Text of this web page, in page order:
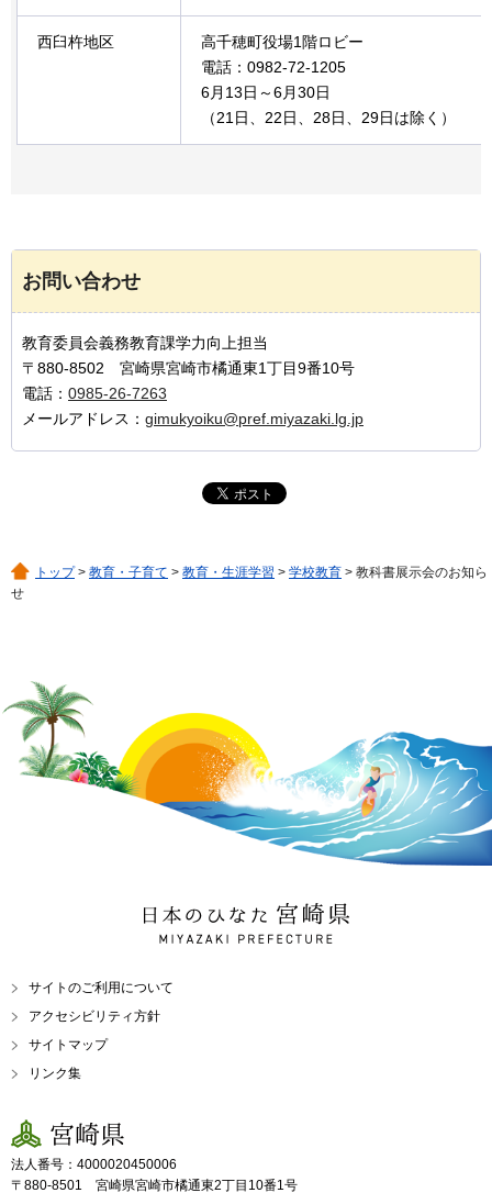
西臼杵地区
高千穂町役場1階ロビー
電話：0982-72-1205
6月13日～6月30日
（21日、22日、28日、29日は除く）
お問い合わせ
教育委員会義務教育課学力向上担当
〒880-8502 宮崎県宮崎市橘通東1丁目9番10号
電話： 0985-26-7263
メールアドレス： gimukyoiku@pref.miyazaki.lg.jp
トップ> 教育・子育て > 教育・生涯学習 > 学校教育 > 教科書展示会のお知ら
せ
日本のひなた 宮崎県
MIYAZAKI PREFECTURE
サイトのご利用について
アクセシビリティ方針
サイトマップ
リンク集
宮崎県
法人番号：4000020450006
〒880-8501 宮崎県宮崎市橘通東2丁目10番1号